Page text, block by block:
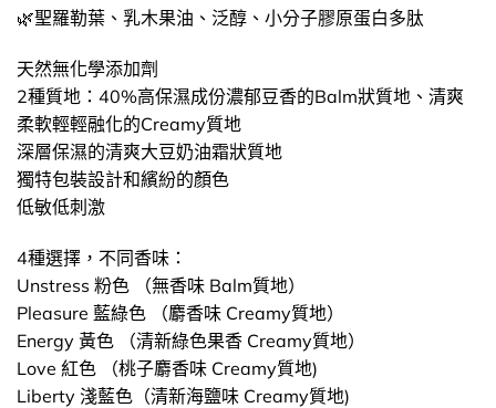
🌿聖羅勒葉、乳木果油、泛醇、小分子膠原蛋白多肽
天然無化學添加劑
2種質地：40%高保濕成份濃郁豆香的Balm狀質地、清爽
柔軟輕輕融化的Creamy質地
深層保濕的清爽大豆奶油霜狀質地
獨特包裝設計和繽紛的顏色
低敏低刺激
4種選擇，不同香味：
Unstress 粉色 （無香味 Balm質地）
Pleasure 藍綠色 （麝香味 Creamy質地）
Energy 黃色 （清新綠色果香 Creamy質地）
Love 紅色 （桃子麝香味 Creamy質地)
Liberty 淺藍色（清新海鹽味 Creamy質地)